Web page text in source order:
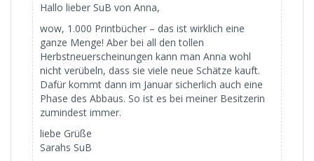
Hallo lieber SuB von Anna,
wow, 1.000 Printbücher – das ist wirklich eine
ganze Menge! Aber bei all den tollen
Herbstneuerscheinungen kann man Anna wohl
nicht verübeln, dass sie viele neue Schätze kauft.
Dafür kommt dann im Januar sicherlich auch eine
Phase des Abbaus. So ist es bei meiner Besitzerin
zumindest immer.
liebe Grüße
Sarahs SuB